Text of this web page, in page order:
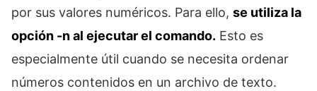
por sus valores numéricos. Para ello, se utiliza la
opción -n al ejecutar el comando. Esto es
especialmente útil cuando se necesita ordenar
números contenidos en un archivo de texto.